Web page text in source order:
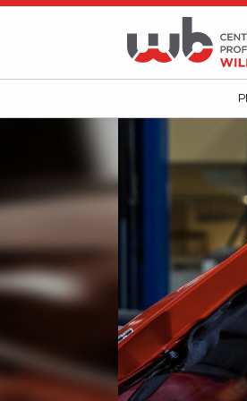
Wilbrod-
Bherer